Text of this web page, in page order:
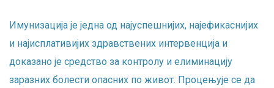
Имунизација је једна од најуспешнијих, најефикаснијих
и најисплативијих здравствених интервенција и
доказано је средство за контролу и елиминацију
заразних болести опасних по живот. Процењује се да